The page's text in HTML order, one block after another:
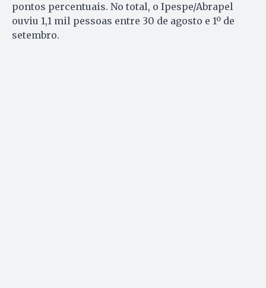
pontos percentuais. No total, o Ipespe/Abrapel
ouviu 1,1 mil pessoas entre 30 de agosto e 1º de
setembro.